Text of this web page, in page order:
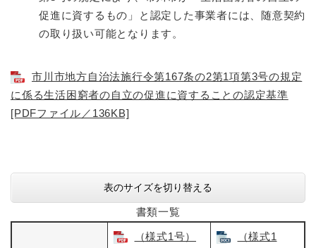
促進に資するもの」と認定した事業者には、随意契約
の取り扱い可能となります。
市川市地方自治法施行令第167条の2第1項第3号の規定
に係る生活困窮者の自立の促進に資することの認定基準
[PDFファイル／136KB]
表のサイズを切り替える
書類一覧
（様式1号）
（様式1